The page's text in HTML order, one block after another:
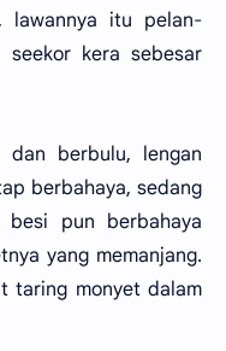
lawannya itu pelan-
kera sebesar
dan berbulu, lengan
berbahaya, sedang
besi pun berbahaya
yang memanjang.
taring monyet dalam